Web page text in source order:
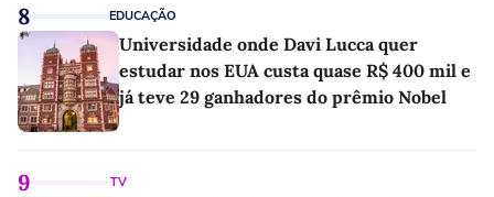
8 EDUCAÇÃO
Universidade onde Davi Lucca quer
estudar nos EUA custa quase R$ 400 mil e
já teve 29 ganhadores do prêmio Nobel
9 TV